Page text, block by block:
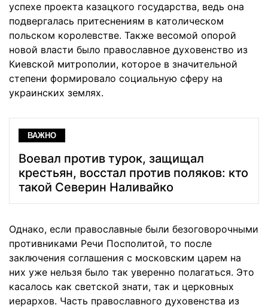
успехе проекта казацкого государства, ведь она
подвергалась притеснениям в католическом
польском королевстве. Также весомой опорой
новой власти было православное духовенство из
Киевской митрополии, которое в значительной
степени формировало социальную сферу на
украинских землях.
ВАЖНО
Воевал против турок, защищал
крестьян, восстал против поляков: кто
такой Северин Наливайко
Однако, если православные были безоговорочными
противниками Речи Посполитой, то после
заключения соглашения с московским царем на
них уже нельзя было так уверенно полагаться. Это
касалось как светской знати, так и церковных
иерархов. Часть православного духовенства из